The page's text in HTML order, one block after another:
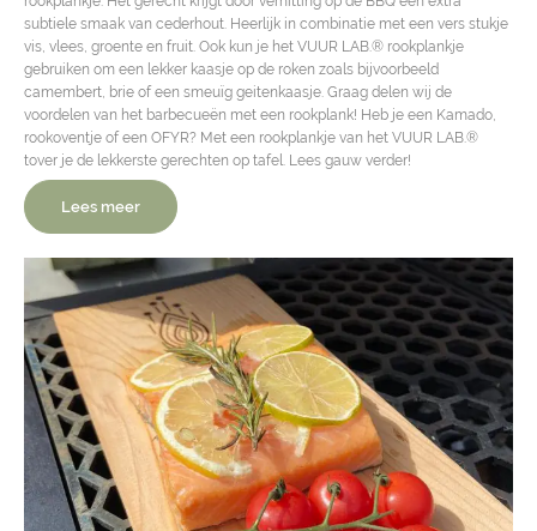
subtiele smaak van cederhout. Heerlijk in combinatie met een vers stukje
vis, vlees, groente en fruit. Ook kun je het VUUR LAB.® rookplankje
gebruiken om een lekker kaasje op de roken zoals bijvoorbeeld
camembert, brie of een smeuïg geitenkaasje. Graag delen wij de
voordelen van het barbecueën met een rookplank! Heb je een Kamado,
rookoventje of een OFYR? Met een rookplankje van het VUUR LAB.®
tover je de lekkerste gerechten op tafel. Lees gauw verder!
Lees meer